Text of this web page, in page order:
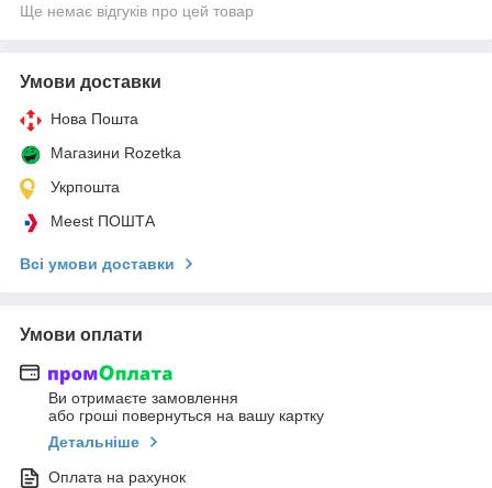
Ще немає відгуків про цей товар
Умови доставки
Нова Пошта
Магазини Rozetka
Укрпошта
Meest ПОШТА
Всі умови доставки
Умови оплати
Ви отримаєте замовлення
або гроші повернуться на вашу картку
Детальніше
Оплата на рахунок